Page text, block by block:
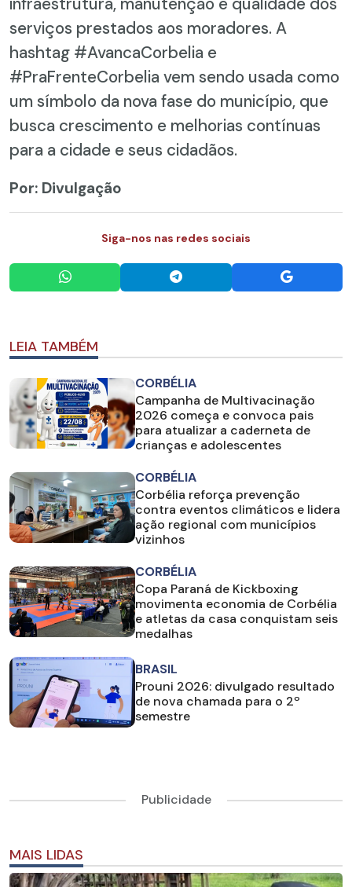
serviços prestados aos moradores. A
hashtag #AvancaCorbelia e
#PraFrenteCorbelia vem sendo usada como
um símbolo da nova fase do município, que
busca crescimento e melhorias contínuas
para a cidade e seus cidadãos.
Por: Divulgação
Siga-nos nas redes sociais
LEIA TAMBÉM
CORBÉLIA
Campanha de Multivacinação
2026 começa e convoca pais
para atualizar a caderneta de
crianças e adolescentes
CORBÉLIA
Corbélia reforça prevenção
contra eventos climáticos e lidera
ação regional com municípios
vizinhos
CORBÉLIA
Copa Paraná de Kickboxing
movimenta economia de Corbélia
e atletas da casa conquistam seis
medalhas
BRASIL
Prouni 2026: divulgado resultado
de nova chamada para o 2º
semestre
Publicidade
MAIS LIDAS